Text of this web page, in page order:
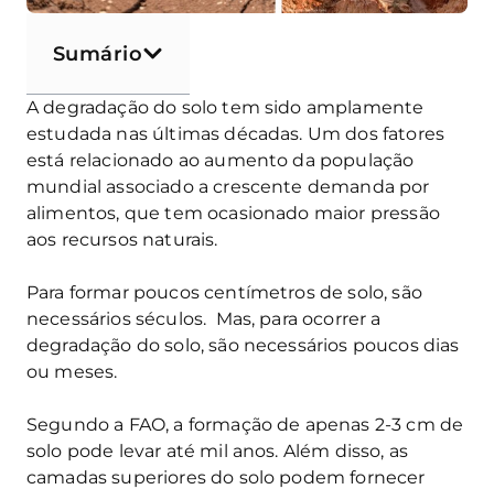
Sumário
A degradação do solo tem sido amplamente
estudada nas últimas décadas. Um dos fatores
está relacionado ao aumento da população
mundial associado a crescente demanda por
alimentos, que tem ocasionado maior pressão
aos recursos naturais.
Para formar poucos centímetros de solo, são
necessários séculos. Mas, para ocorrer a
degradação do solo, são necessários poucos dias
ou meses.
Segundo a FAO, a formação de apenas 2-3 cm de
solo pode levar até mil anos. Além disso, as
camadas superiores do solo podem fornecer